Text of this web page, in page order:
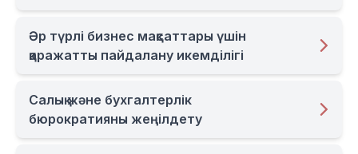
Әр түрлі бизнес мақсаттары үшін
қаражатты пайдалану икемділігі
Салық және бухгалтерлік
бюрократияны жеңілдету